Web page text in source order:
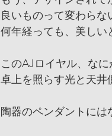
良いものって変わらな
何年経っても、美しい
このAJロイヤル、なに
卓上を照らす光と天井
陶器のペンダントには